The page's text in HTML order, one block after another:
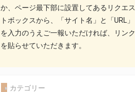
か、ページ最下部に設置してあるリクエス
トボックスから、「サイト名」と「URL」
を入力のうえご一報いただければ、リンク
を貼らせていただきます。
カテゴリー